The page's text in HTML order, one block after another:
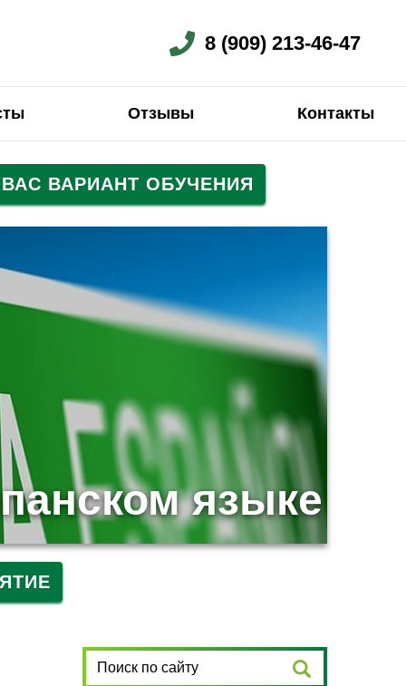
8 (909) 213-46-47
Отзывы Контакты
ВАРИАНТ ОБУЧЕНИЯ
языке